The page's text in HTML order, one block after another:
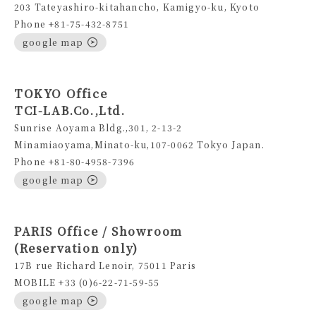
203 Tateyashiro-kitahancho, Kamigyo-ku, Kyoto
Phone +81-75-432-8751
google map
TOKYO Office
TCI-LAB.Co.,Ltd.
Sunrise Aoyama Bldg.,301, 2-13-2
Minamiaoyama,Minato-ku,107-0062 Tokyo Japan.
Phone +81-80-4958-7396
google map
PARIS Office / Showroom
(Reservation only)
17B rue Richard Lenoir, 75011 Paris
MOBILE +33 (0)6-22-71-59-55
google map